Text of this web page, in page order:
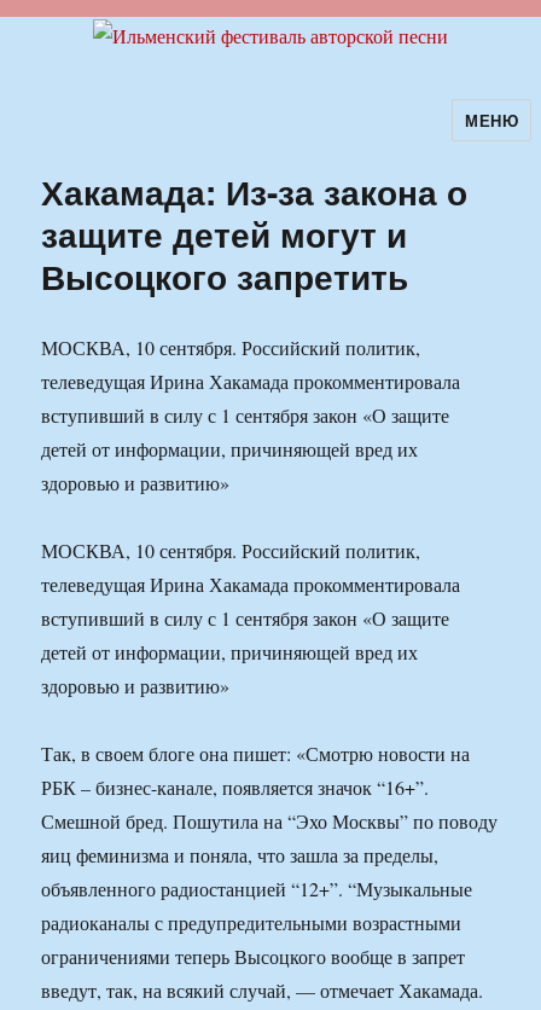
Ильменский фестиваль авторскойМЕНЮ
Хакамада: Из-за закона о
защите детей могут и
Высоцкого запретить
МОСКВА, 10 сентября. Российский политик,
телеведущая Ирина Хакамада прокомментировала
вступивший в силу с 1 сентября закон «О защите
детей от информации, причиняющей вред их
здоровью и развитию»
МОСКВА, 10 сентября. Российский политик,
телеведущая Ирина Хакамада прокомментировала
вступивший в силу с 1 сентября закон «О защите
детей от информации, причиняющей вред их
здоровью и развитию»
Так, в своем блоге она пишет: «Смотрю новости на
РБК – бизнес-канале, появляется значок “16+”.
Смешной бред. Пошутила на “Эхо Москвы” по поводу
яиц феминизма и поняла, что зашла за пределы,
объявленного радиостанцией “12+”. “Музыкальные
радиоканалы с предупредительными возрастными
ограничениями теперь Высоцкого вообще в запрет
введут, так, на всякий случай, — отмечает Хакамада.